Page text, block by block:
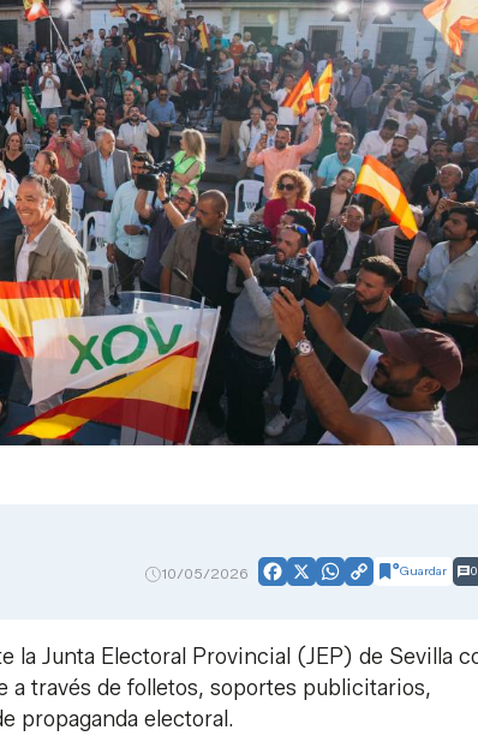
10/05/2026 Facebook
X WhatsApp
CopyGuardar 0
la Junta Electoral Provincial (JEP) de Sevilla
través de folletos, soportes publicitarios,
propaganda electoral.